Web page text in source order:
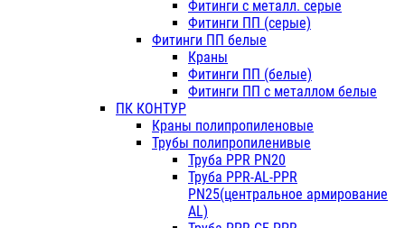
Фитинги с металл. серые
Фитинги ПП (серые)
Фитинги ПП белые
Краны
Фитинги ПП (белые)
Фитинги ПП с металлом белые
ПК КОНТУР
Краны полипропиленовые
Трубы полипропиленивые
Труба PPR PN20
Труба PPR-AL-PPR
PN25(центральное армирование
AL)